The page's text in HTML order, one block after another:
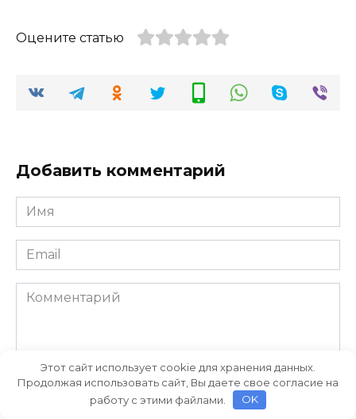
Оцените статью
Добавить комментарий
Имя
*
Email
*
Комментарий
Этот сайт использует cookie для хранения данных.
Продолжая использовать сайт, Вы даете свое согласие на
работу с этими файлами.
OK